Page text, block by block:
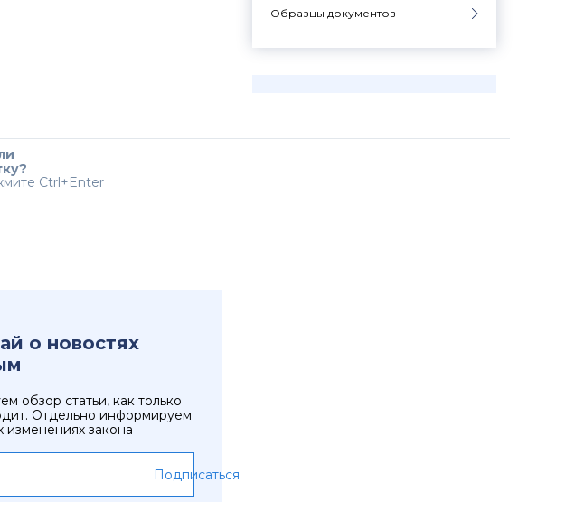
Образцы документов
Ctrl+Enter
о новостях
обзор статьи, как только
Отдельно информируем
изменениях закона
Подписаться